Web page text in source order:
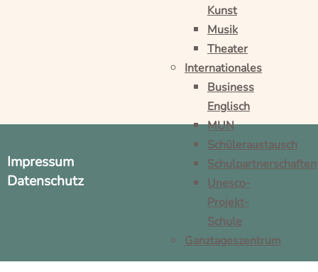
Kunst
Musik
Theater
Internationales
Business
Englisch
MUN
Schüleraustausch
Schulpartnerschaften
Unesco-
Projekt-
Schule
Ganztageszentrum
Impressum
Datenschutz